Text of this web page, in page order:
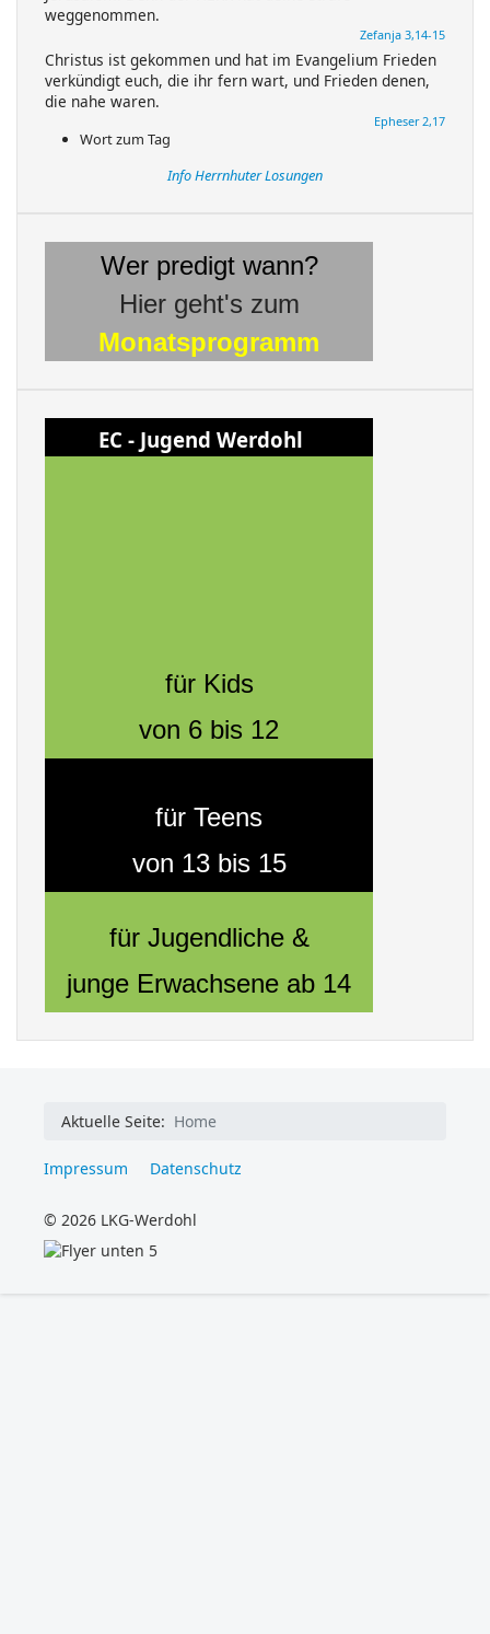
weggenommen.
Zefanja 3,14-15
Christus ist gekommen und hat im Evangelium Frieden
verkündigt euch, die ihr fern wart, und Frieden denen,
die nahe waren.
Epheser 2,17
Wort zum Tag
Info Herrnhuter Losungen
Wer predigt wann?
Hier geht's zum
Monatsprogramm
EC - Jugend Werdohl
für Kids
von 6 bis 12
für Teens
von 13 bis 15
für Jugendliche &
junge Erwachsene ab 14
Aktuelle Seite: Home
Impressum Datenschutz
© 2026 LKG-Werdohl